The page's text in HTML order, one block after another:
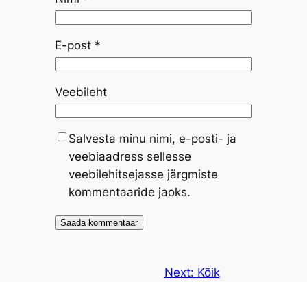
E-post *
Veebileht
Salvesta minu nimi, e-posti- ja
veebiaadress sellesse
veebilehitsejasse järgmiste
kommentaaride jaoks.
Next: Kõik